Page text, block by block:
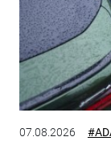
07.08.2026